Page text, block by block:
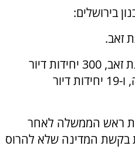
בירושלים:
• תכנון 24 יחידות דיור בפסגת זאב, 300 יחידות דיור
ברמות, 70 יחידות דיור בגילה, ו-19 יחידות דיור
ראש הממשלה לאחר
בקשת המדינה שלא להרוס